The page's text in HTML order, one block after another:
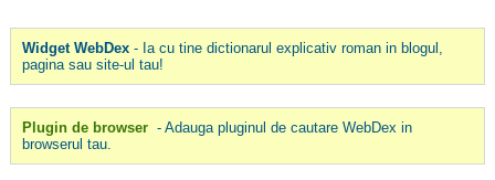
Widget WebDex- Ia cu tine dictionarul explicativ roman in blogul,
pagina sau site-ul tau!
Plugin de browser - Adauga pluginul de cautare WebDex in
browserul tau.